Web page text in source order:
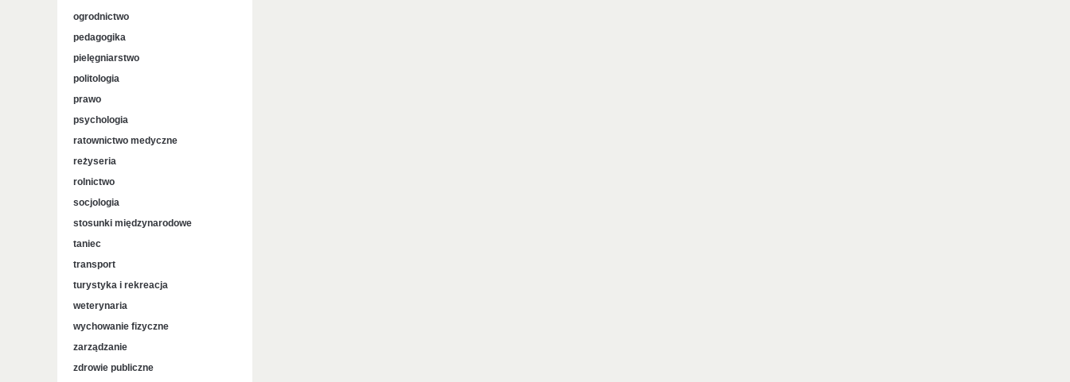
ogrodnictwo
pedagogika
pielęgniarstwo
politologia
prawo
psychologia
ratownictwo medyczne
reżyseria
rolnictwo
socjologia
stosunki międzynarodowe
taniec
transport
turystyka i rekreacja
weterynaria
wychowanie fizyczne
zarządzanie
zdrowie publiczne